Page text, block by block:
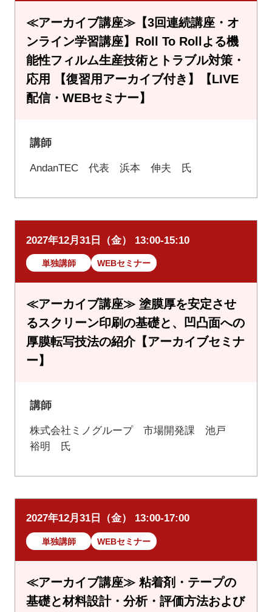
≪アーカイブ講座≫【3回連続講座・オ
ンライン学習講座】Roll To Rollよる機
能性フィルム生産技術とトラブル対策・
応用 【復習用アーカイブ付き】【LIVE
配信・WEBセミナー】
講師
AndanTEC 代表 浜本 伸夫 氏
2027年12月31日（金） 13:00-15:10
単独講師 WEBセミナー
≪アーカイブ講座≫ 塗膜厚を安定させ
るスクリーン印刷の基礎と、凹凸面への
厚膜転写技法の紹介【アーカイブセミナ
ー】
講師
株式会社ミノグループ 市場開発課 池戸
裕明 氏
2027年12月31日（金） 13:00-17:00
単独講師 WEBセミナー
≪アーカイブ講座≫ 粘着剤・テープの
基礎と材料設計・分析・評価方法および